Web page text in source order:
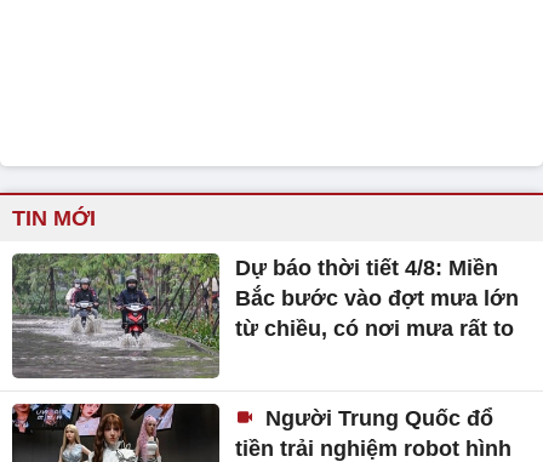
TIN MỚI
Dự báo thời tiết 4/8: Miền
Bắc bước vào đợt mưa lớn
từ chiều, có nơi mưa rất to
Người Trung Quốc đổ
tiền trải nghiệm robot hình